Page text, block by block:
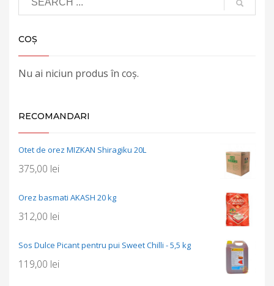
COȘ
Nu ai niciun produs în coș.
RECOMANDARI
Otet de orez MIZKAN Shiragiku 20L
375,00 lei
Orez basmati AKASH 20 kg
312,00 lei
Sos Dulce Picant pentru pui Sweet Chilli - 5,5 kg
119,00 lei